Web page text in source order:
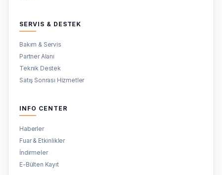
SERVIS & DESTEK
Bakım & Servis
Partner Alanı
Teknik Destek
Satış Sonrası Hizmetler
INFO CENTER
Haberler
Fuar & Etkinlikler
İndirmeler
E-Bülten Kayıt